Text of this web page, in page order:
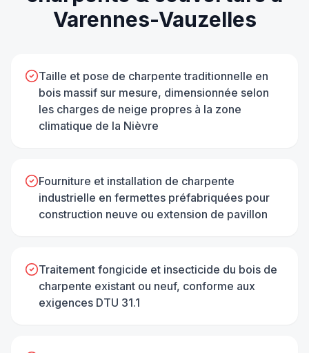
Varennes-Vauzelles
Taille et pose de charpente traditionnelle en
bois massif sur mesure, dimensionnée selon
les charges de neige propres à la zone
climatique de la Nièvre
Fourniture et installation de charpente
industrielle en fermettes préfabriquées pour
construction neuve ou extension de pavillon
Traitement fongicide et insecticide du bois de
charpente existant ou neuf, conforme aux
exigences DTU 31.1